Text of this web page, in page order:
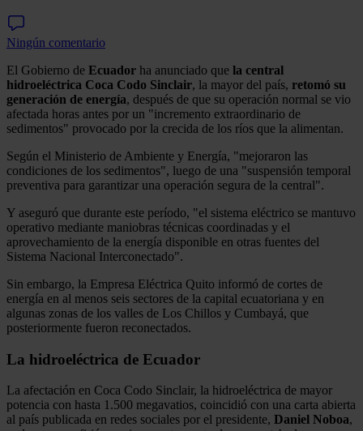
Ningún comentario
El Gobierno de Ecuador ha anunciado que la central
hidroeléctrica Coca Codo Sinclair, la mayor del país, retomó su
generación de energía, después de que su operación normal se vio
afectada horas antes por un "incremento extraordinario de
sedimentos" provocado por la crecida de los ríos que la alimentan.
Según el Ministerio de Ambiente y Energía, "mejoraron las
condiciones de los sedimentos", luego de una "suspensión temporal
preventiva para garantizar una operación segura de la central".
Y aseguró que durante este período, "el sistema eléctrico se mantuvo
operativo mediante maniobras técnicas coordinadas y el
aprovechamiento de la energía disponible en otras fuentes del
Sistema Nacional Interconectado".
Sin embargo, la Empresa Eléctrica Quito informó de cortes de
energía en al menos seis sectores de la capital ecuatoriana y en
algunas zonas de los valles de Los Chillos y Cumbayá, que
posteriormente fueron reconectados.
La hidroeléctrica de Ecuador
La afectación en Coca Codo Sinclair, la hidroeléctrica de mayor
potencia con hasta 1.500 megavatios, coincidió con una carta abierta
al país publicada en redes sociales por el presidente, Daniel Noboa,